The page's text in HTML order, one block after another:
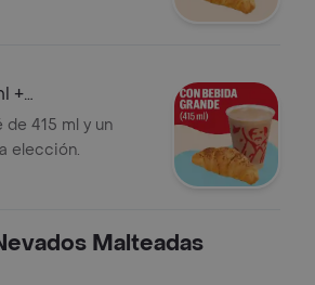
+
415 ml y un
elección.
Malteadas